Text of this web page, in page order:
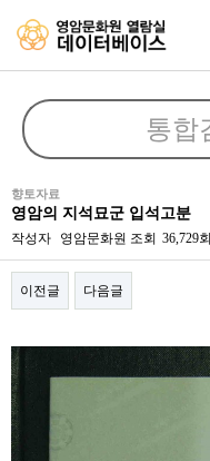
향토자료
영암의 지석묘군 입석고분
작성자 영암문화원 조회 36,729회
이전글 다음글
본문